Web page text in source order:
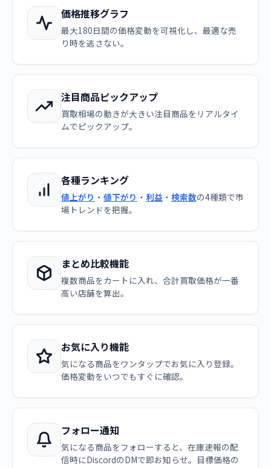
価格推移グラフ
最大180日間の価格変動を可視化し、最適な売
り時を逃さない。
注目商品ピックアップ
買取相場の動きが大きい注目商品をリアルタイ
ムでピックアップ。
各種ランキング
値上がり ・ 値下がり ・ 利益 ・ 検索数の4種類で市
場トレンドを把握。
まとめ比較機能
複数商品をカートに入れ、合計買取価格が一番
高い店舗を算出。
お気に入り機能
気になる商品をワンタップでお気に入り登録。
価格変動をいつでもすぐに確認。
フォロー通知
気になる商品をフォローすると、在庫速報の配
信時にDiscordのDMで即お知らせ。目標価格の